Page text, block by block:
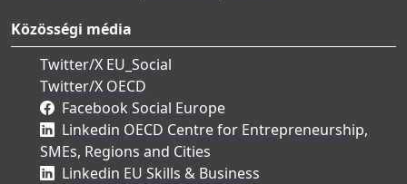
Közösségi média
Twitter/X EU_Social
Twitter/X OECD
Facebook Social Europe
Linkedin OECD Centre for Entrepreneurship,
SMEs, Regions and Cities
Linkedin EU Skills & Business